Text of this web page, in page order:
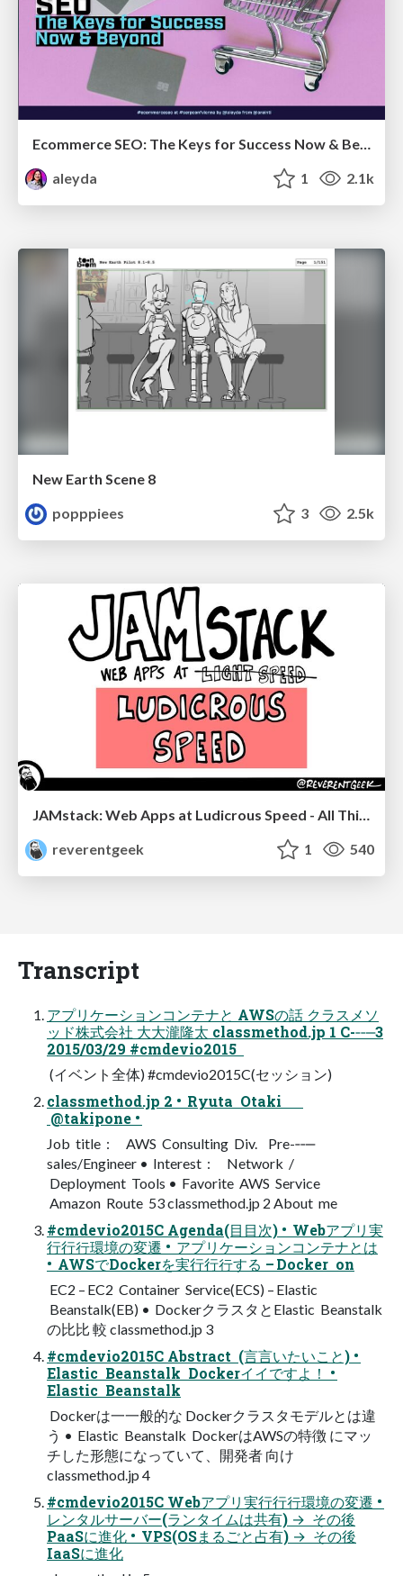
Ecommerce SEO: The Keys for Success Now & Beyond - #SERPConf2024
aleyda
1 2.1k
New Earth Scene 8
popppiees
3 2.5k
reverentgeek
1 540
Transcript
アプリケーションコンテナと AWSの話 クラスメソ
ッド株式会社 ⼤大瀧隆太 classmethod.jp 1 C-‐‑‒3
2015/03/29 #cmdevio2015
(イベント全体) #cmdevio2015C(セッション)
classmethod.jp 2 • Ryuta Otaki
@takipone •
Job title : AWS Consulting Div. Pre-‐‑‒
sales/Engineer • Interest : Network /
Deployment Tools • Favorite AWS Service
Amazon Route 53 classmethod.jp 2 About me
#cmdevio2015C Agenda(⽬目次) • Webアプリ実
⾏行行環境の変遷 • アプリケーションコンテナとは
• AWSでDockerを実⾏行行する – Docker on
EC2 – EC2 Container Service(ECS) – Elastic
Beanstalk(EB) • DockerクラスタとElastic Beanstalk
の⽐比 較 classmethod.jp 3
#cmdevio2015C Abstract (⾔言いたいこと) •
Elastic Beanstalk Dockerイイですよ！ •
Elastic Beanstalk
Dockerは⼀一般的な Dockerクラスタモデルとは違
う • Elastic Beanstalk DockerはAWSの特徴 にマッ
チした形態になっていて、開発者 向け
classmethod.jp 4
#cmdevio2015C Webアプリ実⾏行行環境の変遷 •
レンタルサーバー(ランタイムは共有) → その後
PaaSに進化 • VPS(OSまるごと占有) → その後
IaaSに進化